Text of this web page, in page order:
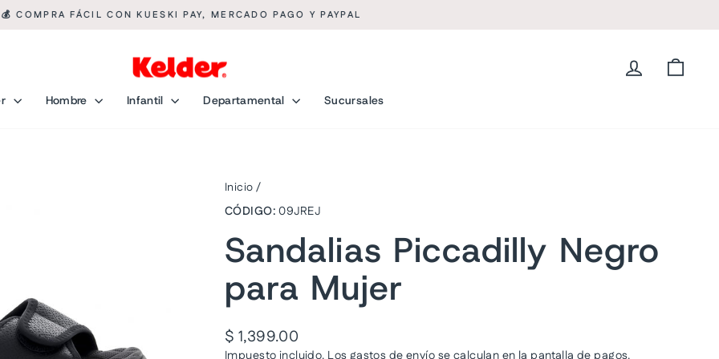
💰 COMPRA FÁCIL CON KUESKI PAY, MERCADO PAGO Y PAYPAL
Ingresar
Hombre Infantil Departamental Sucursales
Inicio /
CÓDIGO: 09JREJ
Sandalias Piccadilly Negro
para Mujer
Precio
habitual
$ 1,399.00